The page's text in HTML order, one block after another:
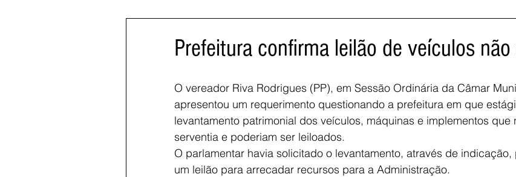
Voltar
Prefeitura confirma leilão de veículos
O vereador Riva Rodrigues (PP), em Sessão Ordinária da Câmar
apresentou um requerimento questionando a prefeitura em que
levantamento patrimonial dos veículos, máquinas e implementos que
serventia e poderiam ser leiloados.
O parlamentar havia solicitado o levantamento, através de
um leilão para arrecadar recursos para a Administração.